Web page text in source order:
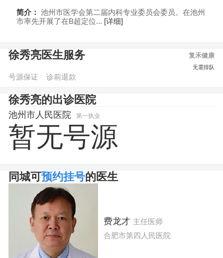
简介： 池州市医学会第二届内科专业委员会委员。在池州
市率先开展了在B超定位... [详细]
徐秀亮医生服务 复禾健康
预约挂号无需排队
号源保证 诊前退款
徐秀亮的出诊医院
池州市人民医院 第一执业
暂无号源
同城可预约挂号的医生
费龙才 主任医师
合肥市第四人民医院